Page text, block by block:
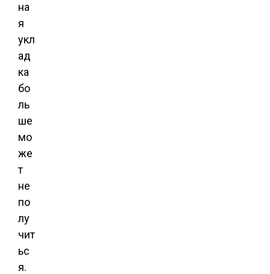
на
я
укл
ад
ка
бо
ль
ше
мо
же
т
не
по
лу
чит
ьс
я.